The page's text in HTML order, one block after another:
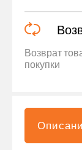
Возврат
покупки